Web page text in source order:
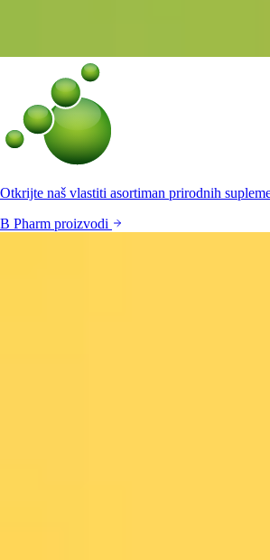
Otkrijte naš vlastiti asortiman prirodnih
B Pharm proizvodi